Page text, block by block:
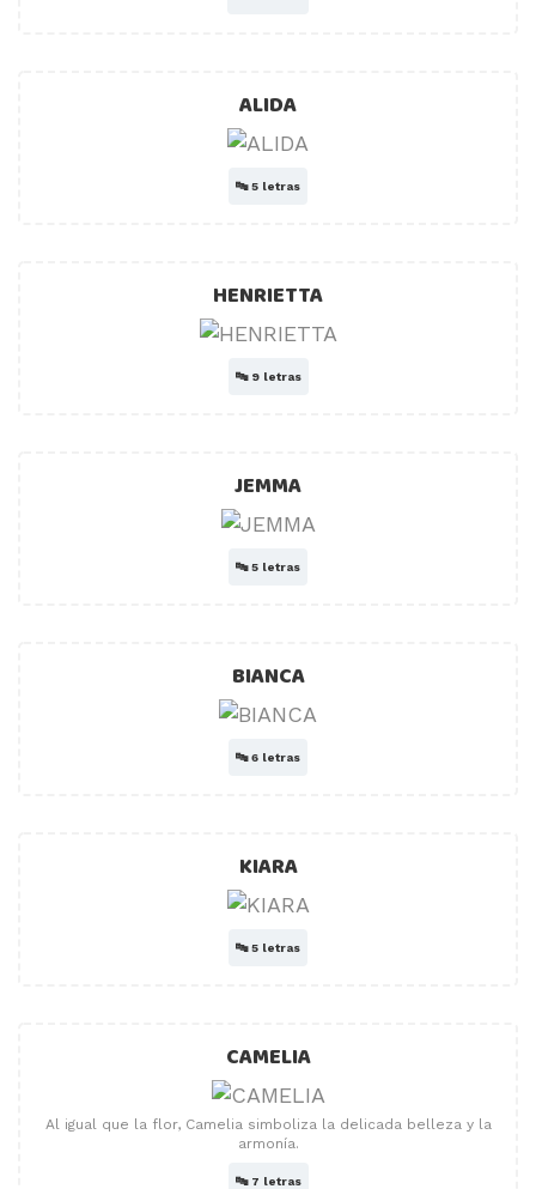
ALIDA
🔤5 letras
HENRIETTA
🔤 9 letras
JEMMA
🔤5 letras
BIANCA
🔤6 letras
KIARA
🔤5 letras
CAMELIA
Al igual que la flor, Camelia simboliza la delicada belleza y la
armonía.
🔤 7 letras